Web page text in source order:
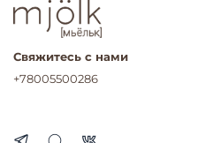
Свяжитесь с нами
+78005500286